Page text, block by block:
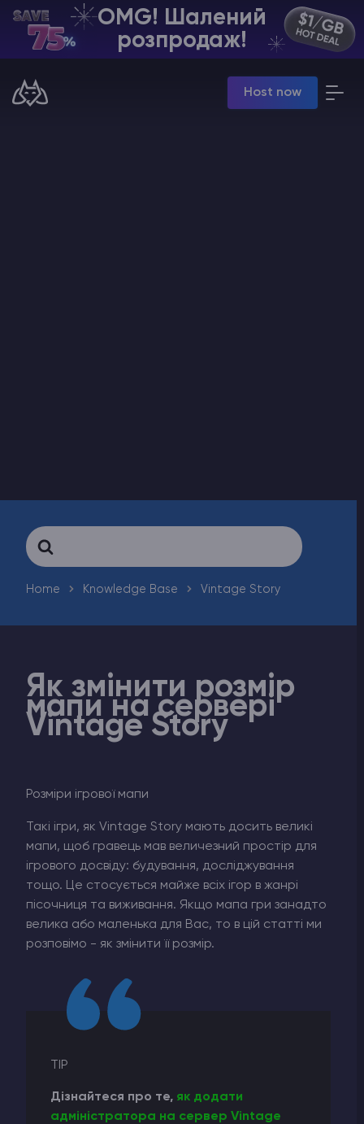
OMG! Шалений
розпродаж!
Host now
UA | USD
Manage your servers & payments
Search
For
Home Knowledge Base Vintage Story
Як змінити розмір
мапи на сервері
Vintage Story
Розміри ігрової мапи
Такі ігри, як Vintage Story мають досить великі
мапи, щоб гравець мав величезний простір для
ігрового досвіду: будування, досліджування
тощо. Це стосується майже всіх ігор в жанрі
пісочниця та виживання. Якщо мапа гри занадто
велика або маленька для Вас, то в цій статті ми
розповімо - як змінити її розмір.
TIP
Дізнайтеся про те, як додати
адміністратора на сервер Vintage